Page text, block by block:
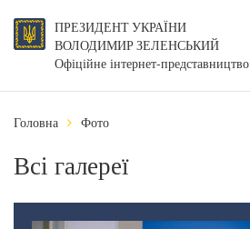
ПРЕЗИДЕНТ УКРАЇНИ
ВОЛОДИМИР ЗЕЛЕНСЬКИЙ
Офіційне інтернет-представництво
Головна Фото
Всі галереї